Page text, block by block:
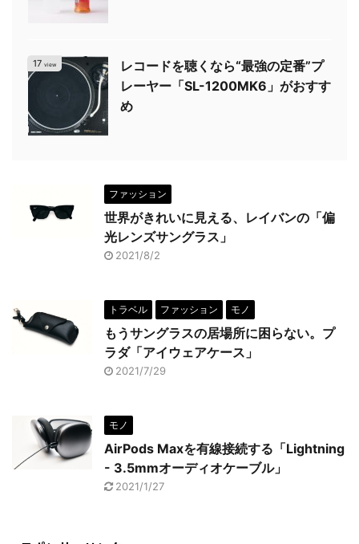
17 view
レコードを聴くなら“最強の定番”プ
レーヤー「SL-1200MK6」がおすす
め
ファッション
世界がきれいに見える、レイバンの「偏
光レンズサングラス」
2021/8/2
トラベル ファッション モノ
もうサングラスの居場所に困らない。プ
ラダ「アイウェアケース」
2021/7/29
モノ
AirPods Maxを有線接続する「Lightning
- 3.5mmオーディオケーブル」
2021/1/27